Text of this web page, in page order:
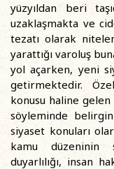
yüzyıldan beri
uzaklaşmakta ve
tezatı olarak
yarattığı varoluş
yol açarken, yeni
getirmektedir.
konusu haline gelen
söyleminde
siyaset konuları
kamu düzeninin
duyarlılığı, insan